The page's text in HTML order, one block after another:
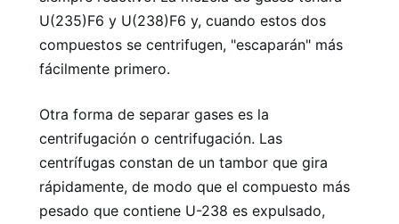
U(235)F6 y U(238)F6 y, cuando estos dos
compuestos se centrifugen, "escaparán" más
fácilmente primero.
Otra forma de separar gases es la
centrifugación o centrifugación. Las
centrífugas constan de un tambor que gira
rápidamente, de modo que el compuesto más
pesado que contiene U-238 es expulsado,